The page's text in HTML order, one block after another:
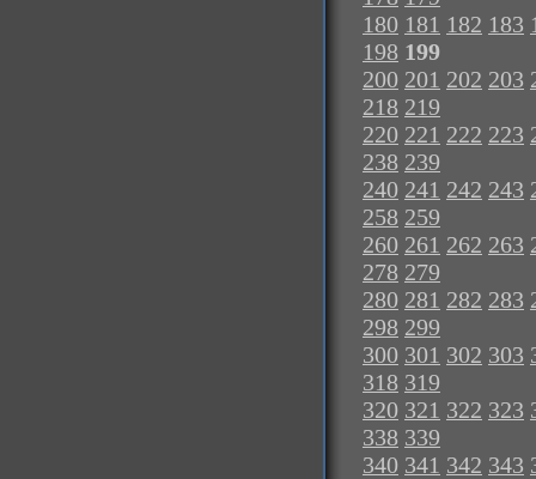
180 181 182 183
198 199
200 201 202 203
218 219
220 221 222 223
238 239
240 241 242 243
258 259
260 261 262 263
278 279
280 281 282 283
298 299
300 301 302 303
318 319
320 321 322 323
338 339
340 341 342 343